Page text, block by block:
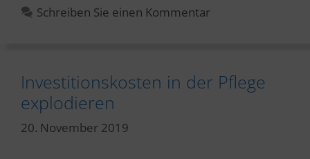
Schreiben Sie einen Kommentar
Investitionskosten in der Pflege
explodieren
20. November 2019